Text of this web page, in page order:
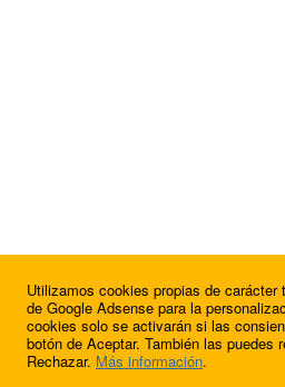
Utilizamos cookies propias de
de Google Adsense para la
cookies solo se activarán si las
botón de Aceptar. También las puedes
Rechazar. Más información.